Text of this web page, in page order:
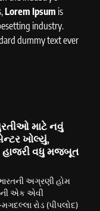
Lorem Ipsum is
industry.
dummy text ever
માટે નવું
ખોલ્યું,
હાજરી વધુ મજબૂત
અગ્રણી હોમ
એક એવી
રોડ (પીપલોદ)